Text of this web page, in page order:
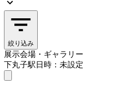
絞り込み
展示会場・ギャラリー
下丸子駅日時：未設定